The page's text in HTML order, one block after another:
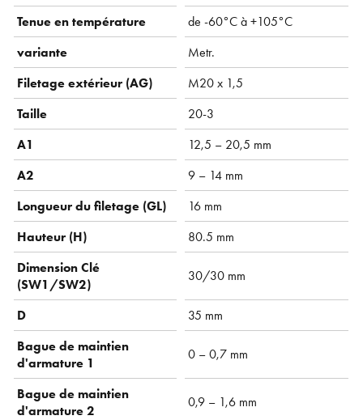
Tenue en température
de -60°C à +105°C
variante
Metr.
Filetage extérieur (AG)
M20 x 1,5
Taille
20-3
A1
12,5 – 20,5 mm
A2
9 – 14 mm
Longueur du filetage (GL)
16 mm
Hauteur (H)
80.5 mm
Dimension Clé
(SW1/SW2)
30/30 mm
D
35 mm
Bague de maintien
d'armature 1
0 – 0,7 mm
Bague de maintien
d'armature 2
0,9 – 1,6 mm